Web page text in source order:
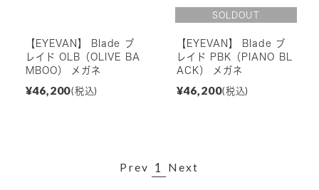
【EYEVAN】 Blade ブ
レイド OLB（OLIVE BA
MBOO） メガネ
¥46,200(税込)
【EYEVAN】 Blade ブ
レイド PBK（PIANO BL
ACK） メガネ
¥46,200(税込)
Prev 1 Next